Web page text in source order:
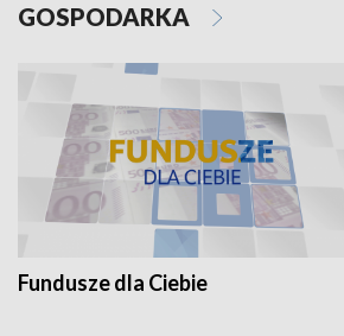
GOSPODARKA
Fundusze dla Ciebie